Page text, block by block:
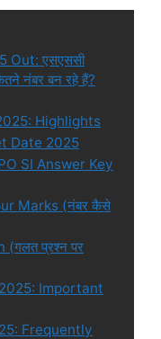
Out: एसएससी
नंबर बन रहे हैं?
Highlights
Date 2025
SI Answer Key
Marks (नंबर कैसे
प्रश्न पर
Important
Frequently